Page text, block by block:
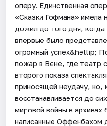
оперу. Единственная
«Сказки Гофмана» имела
дожил до того дня,
впервые было
огромный успех&hellip;
пожар в Вене, где театр
второго показа
приносящей неудачу, но,
восстанавливается до
мировой войны в архивах
написанные Оффенбахом